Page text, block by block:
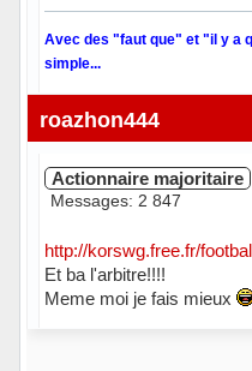
Avec des "faut que" et "il y a
simple...
Hors ligne
roazhon444
Actionnaire majoritaire
Messages: 2 847
http://korswg.free.fr/
Et ba l'arbitre!!!!
Meme moi je fais mieux